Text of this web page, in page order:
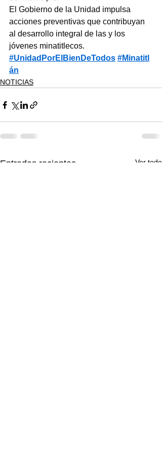
El Gobierno de la Unidad impulsa
acciones preventivas que contribuyan
al desarrollo integral de las y los
jóvenes minatitlecos.
#UnidadPorElBienDeTodos #Minatitl
án
NOTICIAS
Entradas recientes Ver todo